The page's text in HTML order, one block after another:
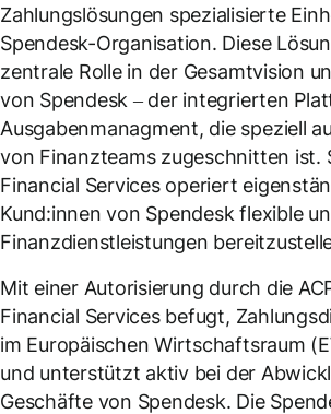
Zahlungslösungen spezialisierte
Spendesk-Organisation. Diese
zentrale Rolle in der Gesamtvision
von Spendesk – der integrierten
Ausgabenmanagment, die speziell
von Finanzteams zugeschnitten ist.
Financial Services operiert
Kund:innen von Spendesk flexible
Finanzdienstleistungen
Mit einer Autorisierung durch die
Financial Services befugt,
im Europäischen Wirtschaftsraum
und unterstützt aktiv bei der
Geschäfte von Spendesk. Die